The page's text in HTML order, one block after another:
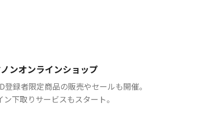
ンオンラインショップ
登録者限定商品の販売やセールも開催。
ン下取りサービスもスタート。